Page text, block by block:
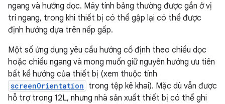
ngang và hướng dọc. Máy tính bảng thường được gắn ở vị
trí ngang, trong khi thiết bị có thể gập lại có thể được
định hướng dựa trên nếp gấp.
Một số ứng dụng yêu cầu hướng cố định theo chiều dọc
hoặc chiều ngang và mong muốn giữ nguyên hướng ưu tiên
bất kể hướng của thiết bị (xem thuộc tính
screenOrientation trong tệp kê khai). Mặc dù vẫn được
hỗ trợ trong 12L, nhưng nhà sản xuất thiết bị có thể ghi